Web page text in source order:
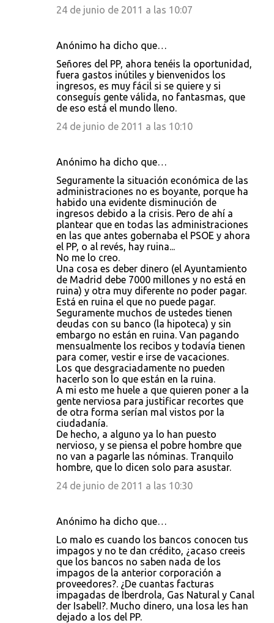
24 de junio de 2011 a las 10:07
Anónimo ha dicho que…
Señores del PP, ahora tenéis la oportunidad,
fuera gastos inútiles y bienvenidos los
ingresos, es muy fácil si se quiere y si
conseguís gente válida, no fantasmas, que
de eso está el mundo lleno.
24 de junio de 2011 a las 10:10
Anónimo ha dicho que…
Seguramente la situación económica de las
administraciones no es boyante, porque ha
habido una evidente disminución de
ingresos debido a la crisis. Pero de ahí a
plantear que en todas las administraciones
en las que antes gobernaba el PSOE y ahora
el PP, o al revés, hay ruina...
No me lo creo.
Una cosa es deber dinero (el Ayuntamiento
de Madrid debe 7000 millones y no está en
ruina) y otra muy diferente no poder pagar.
Está en ruina el que no puede pagar.
Seguramente muchos de ustedes tienen
deudas con su banco (la hipoteca) y sin
embargo no están en ruina. Van pagando
mensualmente los recibos y todavía tienen
para comer, vestir e irse de vacaciones.
Los que desgraciadamente no pueden
hacerlo son lo que están en la ruina.
A mi esto me huele a que quieren poner a la
gente nerviosa para justificar recortes que
de otra forma serían mal vistos por la
ciudadanía.
De hecho, a alguno ya lo han puesto
nervioso, y se piensa el pobre hombre que
no van a pagarle las nóminas. Tranquilo
hombre, que lo dicen solo para asustar.
24 de junio de 2011 a las 10:30
Anónimo ha dicho que…
Lo malo es cuando los bancos conocen tus
impagos y no te dan crédito, ¿acaso creeis
que los bancos no saben nada de los
impagos de la anterior corporación a
proveedores?. ¿De cuantas facturas
impagadas de Iberdrola, Gas Natural y Canal
der IsabelI?. Mucho dinero, una losa les han
dejado a los del PP.